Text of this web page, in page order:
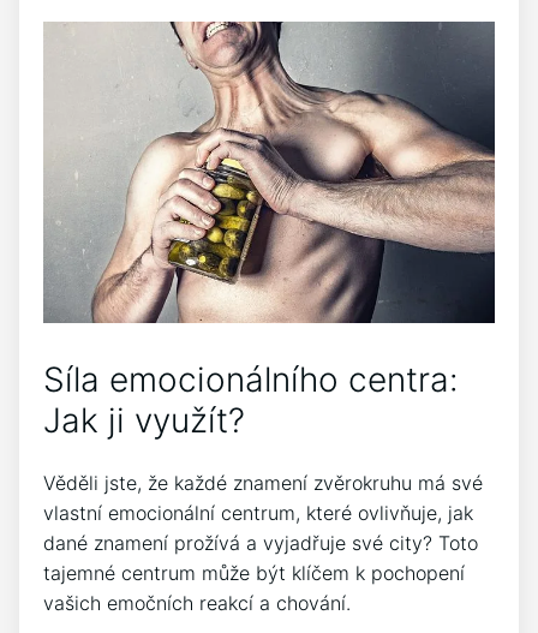
Síla emocionálního centra:
Jak ji využít?
Věděli jste, že každé znamení zvěrokruhu má své
vlastní emocionální centrum, které ovlivňuje, jak
dané znamení prožívá a vyjadřuje své city? Toto
tajemné centrum může být klíčem k pochopení
vašich emočních reakcí a chování.